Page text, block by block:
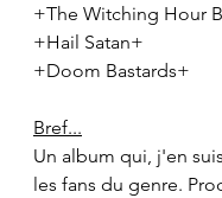
+The Witching Hour
+Hail Satan+
+Doom Bastards+
Bref...
Un album qui, j'en
les fans du genre.